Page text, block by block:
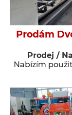
Prodám
Prodej /
Nabízím